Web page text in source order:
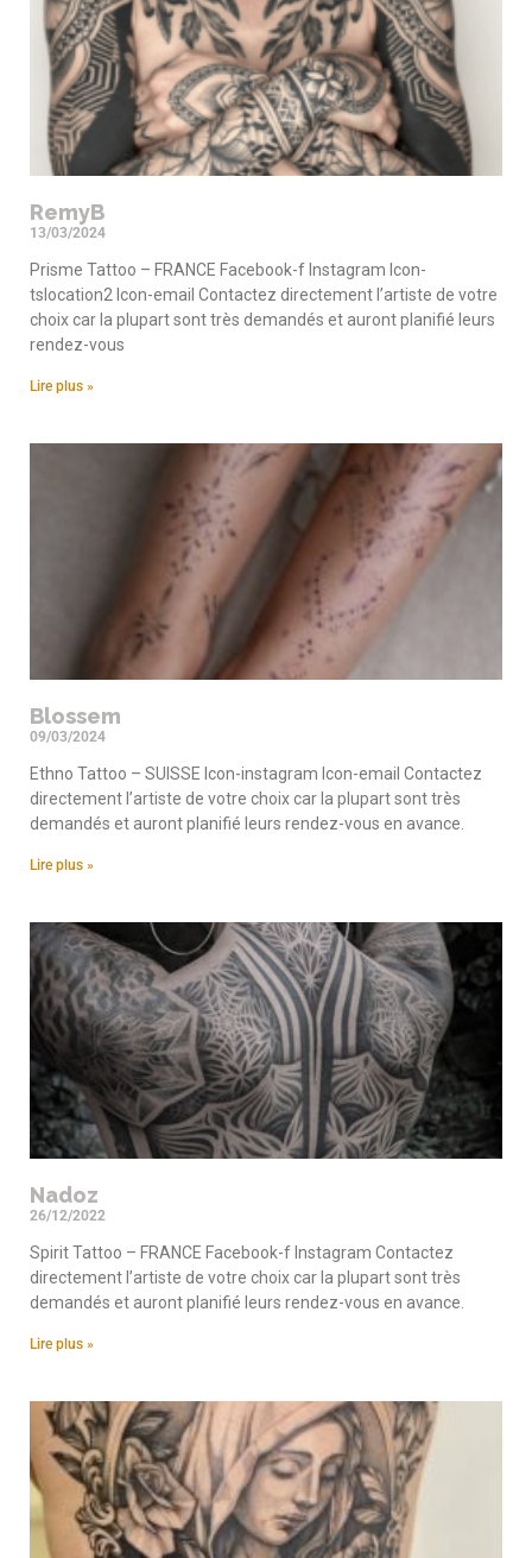
RemyB
13/03/2024
Prisme Tattoo – FRANCE Facebook-f Instagram Icon-
tslocation2 Icon-email Contactez directement l’artiste de votre
choix car la plupart sont très demandés et auront planifié leurs
rendez-vous
Lire plus »
Blossem
09/03/2024
Ethno Tattoo – SUISSE Icon-instagram Icon-email Contactez
directement l’artiste de votre choix car la plupart sont très
demandés et auront planifié leurs rendez-vous en avance.
Lire plus »
Nadoz
26/12/2022
Spirit Tattoo – FRANCE Facebook-f Instagram Contactez
directement l’artiste de votre choix car la plupart sont très
demandés et auront planifié leurs rendez-vous en avance.
Lire plus »